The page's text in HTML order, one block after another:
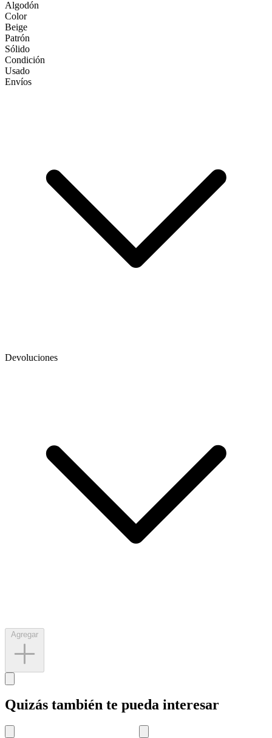
Algodón
Color
Beige
Patrón
Sólido
Condición
Usado
Envíos
Devoluciones
Quizás también te pueda interesar